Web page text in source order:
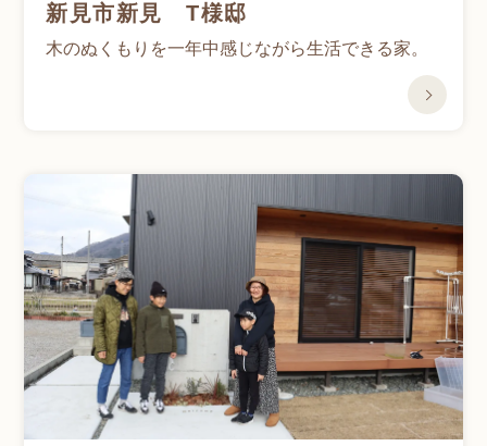
新見市新見 T様邸
木のぬくもりを一年中感じながら生活できる家。